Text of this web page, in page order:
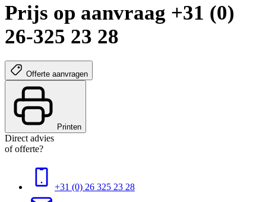
Prijs op aanvraag +31 (0)
26-325 23 28
Offerte aanvragen
Printen
Direct advies
of offerte?
+31 (0) 26 325 23 28